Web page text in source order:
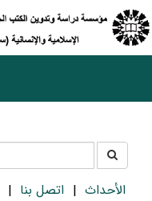
جستجو
در
سایتالأحداث اتصل بنا